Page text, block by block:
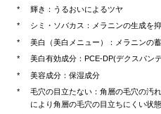
輝き：うるおいによるツヤ
シミ・ソバカス：メラニンの生成を
美白（美白メニュー）：メラニンの
美白有効成分：PCE-DP(デクスパン
美容成分：保湿成分
毛穴の目立たない：角層の毛穴の汚
により角層の毛穴の目立ちにくい状